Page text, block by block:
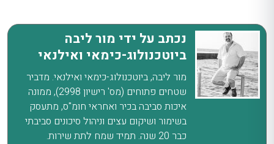
נכתב על ידי מור ליבה
ביוטכנולוג-כימאי ואילנאי
מור ליבה, ביוטכנולוג-כימאי ואילנאי. מדביר
שטחים פתוחים (מס' רישיון 2998), ממונה
איכות סביבה בכיר ואחראי חומ"ס, מתעסק
בשימור ושיקום עצים וניהול סיכונים סביבתי
כבר 20 שנה. תמיד שמח לתת שירות.